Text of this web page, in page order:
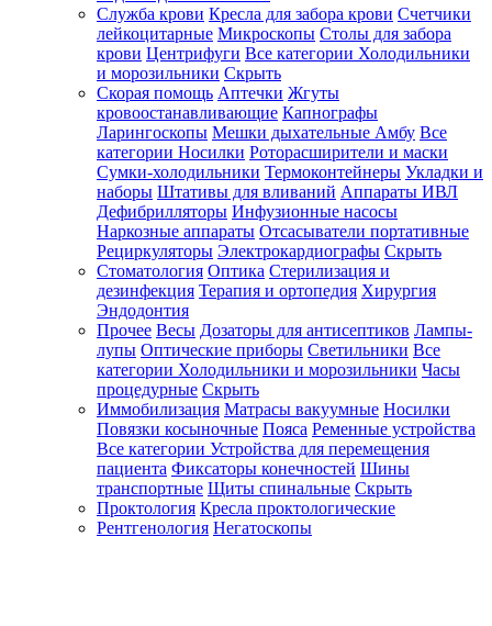
Служба крови Кресла для забора крови Счетчики
лейкоцитарные Микроскопы Столы для забора
крови Центрифуги Все категории Холодильники
и морозильники Скрыть
Скорая помощь Аптечки Жгуты
кровоостанавливающие Капнографы
Ларингоскопы Мешки дыхательные Амбу Все
категории Носилки Роторасширители и маски
Сумки-холодильники Термоконтейнеры Укладки и
наборы Штативы для вливаний Аппараты ИВЛ
Дефибрилляторы Инфузионные насосы
Наркозные аппараты Отсасыватели портативные
Рециркуляторы Электрокардиографы Скрыть
Стоматология Оптика Стерилизация и
дезинфекция Терапия и ортопедия Хирургия
Эндодонтия
Прочее Весы Дозаторы для антисептиков Лампы-
лупы Оптические приборы Светильники Все
категории Холодильники и морозильники Часы
процедурные Скрыть
Иммобилизация Матрасы вакуумные Носилки
Повязки косыночные Пояса Ременные устройства
Все категории Устройства для перемещения
пациента Фиксаторы конечностей Шины
транспортные Щиты спинальные Скрыть
Проктология Кресла проктологические
Рентгенология Негатоскопы